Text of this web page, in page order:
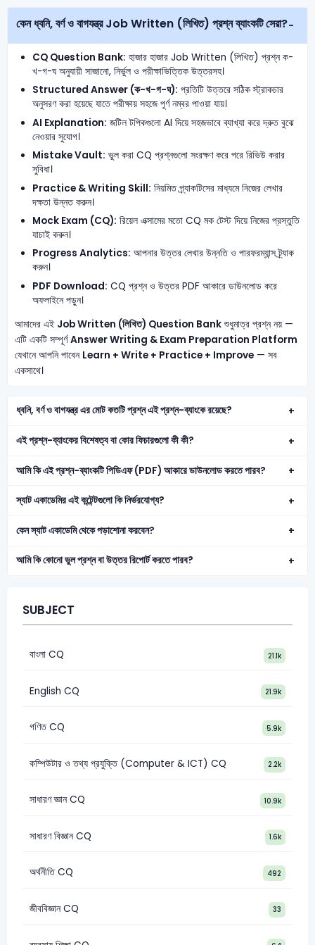
কেন ধ্বনি, বর্ণ ও বাগযন্ত্র Job Written (লিখিত) প্রশ্ন ব্যাংকটি সেরা?
CQ Question Bank: হাজার হাজার Job Written (লিখিত) প্রশ্ন ক-
খ-গ-ঘ অনুযায়ী সাজানো, নির্ভুল ও পরীক্ষাভিত্তিক উত্তরসহ।
Structured Answer (ক-খ-গ-ঘ): প্রতিটি উত্তরে সঠিক স্ট্রাকচার
অনুসরণ করা হয়েছে যাতে পরীক্ষায় সহজে পূর্ণ নম্বর পাওয়া যায়।
AI Explanation: জটিল টপিকগুলো AI দিয়ে সহজভাবে ব্যাখ্যা করে দ্রুত বুঝে
নেওয়ার সুযোগ।
Mistake Vault: ভুল করা CQ প্রশ্নগুলো সংরক্ষণ করে পরে রিভিউ করার
সুবিধা।
Practice & Writing Skill: নিয়মিত প্র্যাকটিসের মাধ্যমে নিজের লেখার
দক্ষতা উন্নত করুন।
Mock Exam (CQ): রিয়েল এক্সামের মতো CQ মক টেস্ট দিয়ে নিজের প্রস্তুতি
যাচাই করুন।
Progress Analytics: আপনার উত্তর লেখার উন্নতি ও পারফরম্যান্স ট্র্যাক
করুন।
PDF Download: CQ প্রশ্ন ও উত্তর PDF আকারে ডাউনলোড করে
অফলাইনে পড়ুন।
আমাদের এই Job Written (লিখিত) Question Bankশুধুমাত্র প্রশ্ন নয় —
এটি একটি সম্পূর্ণAnswer Writing & Exam Preparation Platform
যেখানে আপনি পাবেন Learn + Write + Practice + Improve— সব
একসাথে।
ধ্বনি, বর্ণ ও বাগযন্ত্র এর মোট কতটি প্রশ্ন এই প্রশ্ন-ব্যাংকে রয়েছে?
এই প্রশ্ন-ব্যাংকের বিশেষত্ব বা কোর ফিচারগুলো কী কী?
আমি কি এই প্রশ্ন-ব্যাংকটি পিডিএফ (PDF) আকারে ডাউনলোড করতে পারব?
স্যাট একাডেমির এই কন্টেন্টগুলো কি নির্ভরযোগ্য?
কেন স্যাট একাডেমি থেকে পড়াশোনা করবেন?
আমি কি কোনো ভুল প্রশ্ন বা উত্তর রিপোর্ট করতে পারব?
SUBJECT
বাংলা CQ 21.1k
English CQ 21.9k
গণিত CQ 5.9k
কম্পিউটার ও তথ্য প্রযুক্তি (Computer & ICT) CQ 2.2k
সাধারণ জ্ঞান CQ 10.9k
সাধারণ বিজ্ঞান CQ 1.6k
অর্থনীতি CQ 492
জীববিজ্ঞান CQ 33